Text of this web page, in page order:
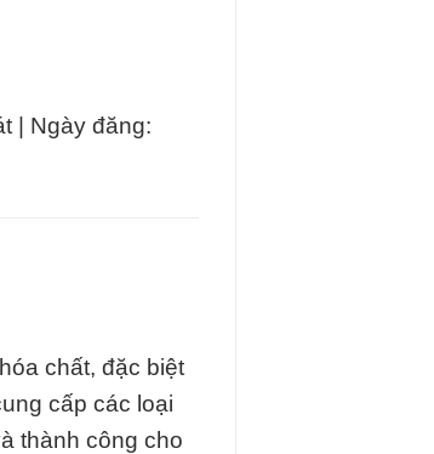
| Ngày đăng:
chất, đặc biệt
cấp các loại
thành công cho